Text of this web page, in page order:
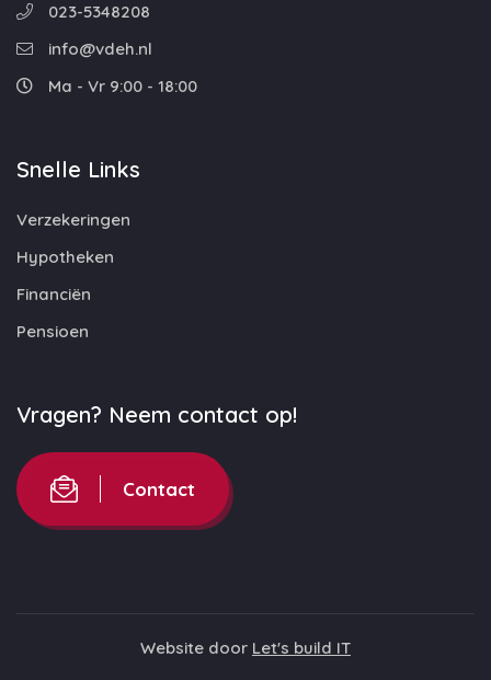
023-5348208
info@vdeh.nl
Ma - Vr 9:00 - 18:00
Snelle Links
Verzekeringen
Hypotheken
Financiën
Pensioen
Vragen? Neem contact op!
Contact
Website door Let's build IT